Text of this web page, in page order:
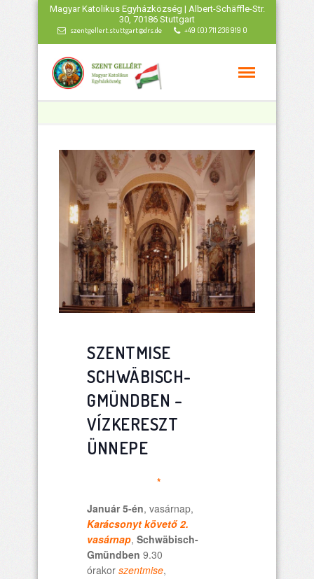
Magyar Katolikus Egyházközség | Albert-Schäffle-Str.
30, 70186 Stuttgart
szentgellert.stuttgart@drs.de +49 (0) 711 236 919 0
SZENTMISE
SCHWÄBISCH-
GMÜNDBEN –
VÍZKERESZT
ÜNNEPE
*
Január 5-én, vasárnap,
Karácsonyt követő 2.
vasárnap, Schwäbisch-
Gmündben 9.30
órakor szentmise,